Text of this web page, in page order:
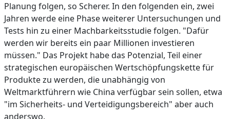
Planung folgen, so Scherer. In den folgenden ein, zwei
Jahren werde eine Phase weiterer Untersuchungen und
Tests hin zu einer Machbarkeitsstudie folgen. "Dafür
werden wir bereits ein paar Millionen investieren
müssen." Das Projekt habe das Potenzial, Teil einer
strategischen europäischen Wertschöpfungskette für
Produkte zu werden, die unabhängig von
Weltmarktführern wie China verfügbar sein sollen, etwa
"im Sicherheits- und Verteidigungsbereich" aber auch
anderswo.